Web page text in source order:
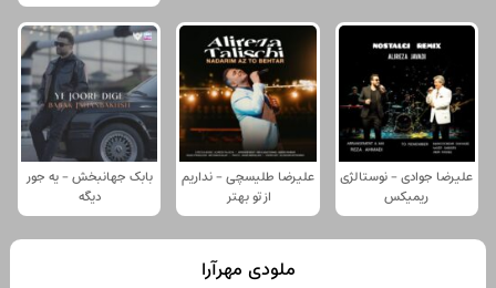
علیرضا جوادی - نوستالژی
ریمیکس
علیرضا طلیسچی - نداریم
از تو بهتر
بابک جهانبخش - یه جور
دیگه
ملودی مهرآرا